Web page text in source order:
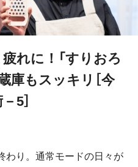
れに！「すりおろ
庫もスッキリ［今
5］
わり。通常モードの日々が